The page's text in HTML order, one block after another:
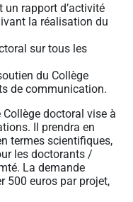
rapport d’activité
la réalisation du
sur tous les
du Collège
de communication.
doctoral vise à
Il prendra en
termes scientifiques,
les doctorants /
La demande
500 euros par projet,